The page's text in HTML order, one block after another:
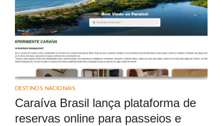
DESTINOS NACIONAIS
Caraíva Brasil lança plataforma de
reservas online para passeios e